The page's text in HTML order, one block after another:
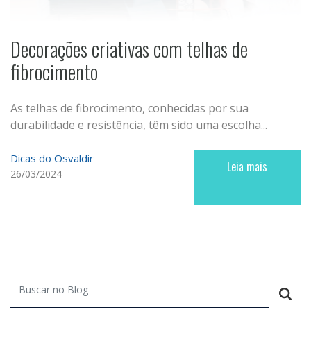
Decorações criativas com telhas de
fibrocimento
As telhas de fibrocimento, conhecidas por sua
durabilidade e resistência, têm sido uma escolha...
Dicas do Osvaldir
26/03/2024 Leia mais